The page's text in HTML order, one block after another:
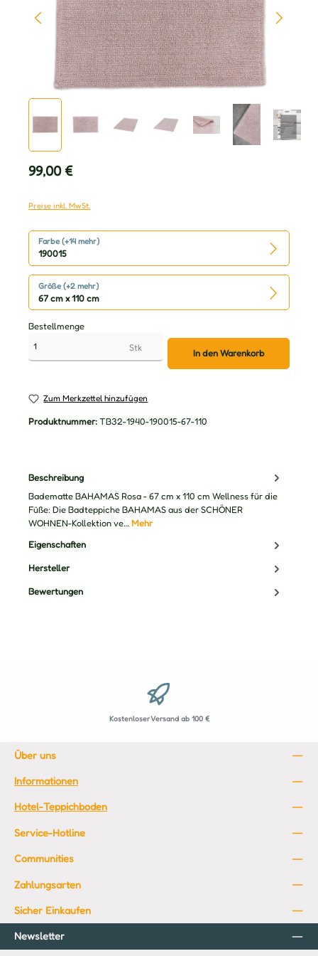
Regulärer Preis:
99,00 €
Preise inkl. MwSt.
Farbe (+14 mehr)
190015
Größe (+2 mehr)
67 cm x 110 cm
Bestellmenge
Stk
In den Warenkorb
Zum Merkzettel hinzufügen
Produktnummer: TB32-1940-190015-67-110
Beschreibung
Badematte BAHAMAS Rosa - 67 cm x 110 cm Wellness für die
Füße: Die Badteppiche BAHAMAS aus der SCHÖNER
WOHNEN-Kollektion ve… Mehr
Eigenschaften
Hersteller
Bewertungen
Kostenloser Versand ab 100 €
Über uns
Informationen
Hotel-Teppichboden
Service-Hotline
Communities
Zahlungsarten
Sicher Einkaufen
Newsletter